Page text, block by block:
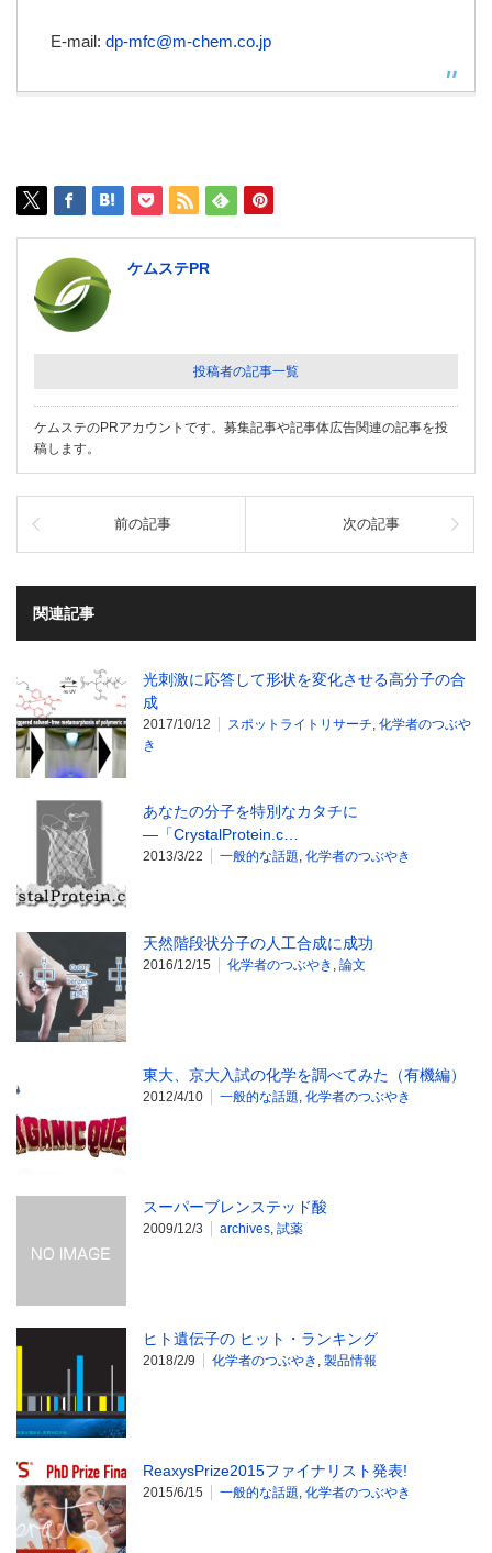
E-mail: dp-mfc@m-chem.co.jp
ケムステPR
投稿者の記事一覧
ケムステのPRアカウントです。募集記事や記事体広告関連の記事を投
稿します。
前の記事 次の記事
関連記事
光刺激に応答して形状を変化させる高分子の合
成
2017/10/12 スポットライトリサーチ 化学者のつぶや
き
あなたの分子を特別なカタチに
―「CrystalProtein.c…
2013/3/22 一般的な話題 化学者のつぶやき
天然階段状分子の人工合成に成功
2016/12/15 化学者のつぶやき 論文
東大、京大入試の化学を調べてみた（有機編）
2012/4/10 一般的な話題 化学者のつぶやき
スーパーブレンステッド酸
2009/12/3 archives 試薬
ヒト遺伝子の ヒット・ランキング
2018/2/9 化学者のつぶやき 製品情報
ReaxysPrize2015ファイナリスト発表!
2015/6/15 一般的な話題 化学者のつぶやき